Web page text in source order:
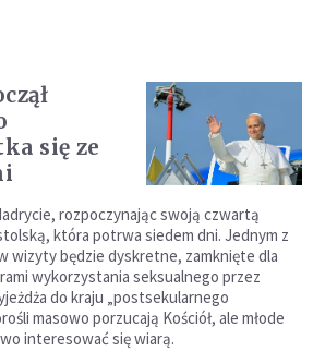
się ze
rozpoczynając swoją czwartą
która potrwa siedem dni. Jednym z
wizyty będzie dyskretne, zamknięte dla
wykorzystania seksualnego przez
do kraju „postsekularnego
masowo porzucają Kościół, ale młode
interesować się wiarą.